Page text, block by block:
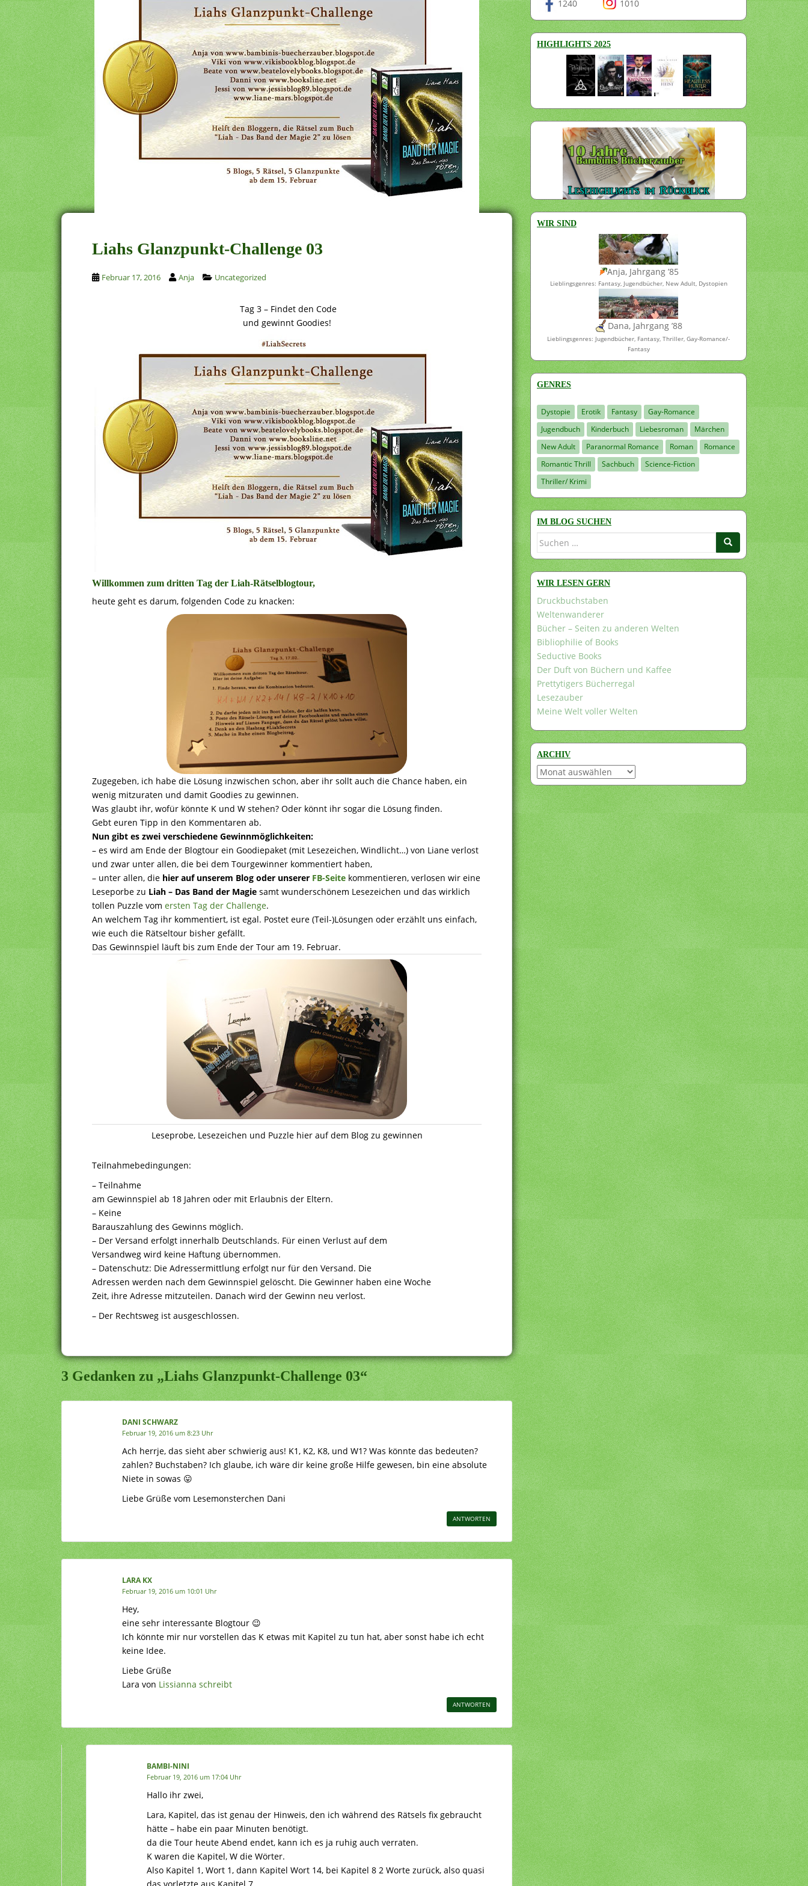
Liahs Glanzpunkt-Challenge 03
Februar 17, 2016 Anja Uncategorized
Tag 3 – Findet den Code
und gewinnt Goodies!
Willkommen zum dritten Tag der Liah-Rätselblogtour,
heute geht es darum, folgenden Code zu knacken:
Zugegeben, ich habe die Lösung inzwischen schon, aber ihr sollt auch die Chance haben, ein
wenig mitzuraten und damit Goodies zu gewinnen.
Was glaubt ihr, wofür könnte K und W stehen? Oder könnt ihr sogar die Lösung finden.
Gebt euren Tipp in den Kommentaren ab.
Nun gibt es zwei verschiedene Gewinnmöglichkeiten:
– es wird am Ende der Blogtour ein Goodiepaket (mit Lesezeichen, Windlicht…) von Liane verlost
und zwar unter allen, die bei dem Tourgewinner kommentiert haben,
– unter allen, die hier auf unserem Blog oder unserer FB-Seite kommentieren, verlosen wir eine
Leseporbe zu Liah – Das Band der Magie samt wunderschönem Lesezeichen und das wirklich
tollen Puzzle vom ersten Tag der Challenge.
An welchem Tag ihr kommentiert, ist egal. Postet eure (Teil-)Lösungen oder erzählt uns einfach,
wie euch die Rätseltour bisher gefällt.
Das Gewinnspiel läuft bis zum Ende der Tour am 19. Februar.
Leseprobe, Lesezeichen und Puzzle hier auf dem Blog zu gewinnen
Teilnahmebedingungen:
– Teilnahme
am Gewinnspiel ab 18 Jahren oder mit Erlaubnis der Eltern.
– Keine
Barauszahlung des Gewinns möglich.
– Der Versand erfolgt innerhalb Deutschlands. Für einen Verlust auf dem
Versandweg wird keine Haftung übernommen.
– Datenschutz: Die Adressermittlung erfolgt nur für den Versand. Die
Adressen werden nach dem Gewinnspiel gelöscht. Die Gewinner haben eine Woche
Zeit, ihre Adresse mitzuteilen. Danach wird der Gewinn neu verlost.
– Der Rechtsweg ist ausgeschlossen.
3 Gedanken zu „Liahs Glanzpunkt-Challenge 03“
DANI SCHWARZ
Februar 19, 2016 um 8:23 Uhr
Ach herrje, das sieht aber schwierig aus! K1, K2, K8, und W1? Was könnte das bedeuten?
zahlen? Buchstaben? Ich glaube, ich wäre dir keine große Hilfe gewesen, bin eine absolute
Niete in sowas 😛
Liebe Grüße vom Lesemonsterchen Dani
ANTWORTEN
LARA KX
Februar 19, 2016 um 10:01 Uhr
Hey,
eine sehr interessante Blogtour 😉
Ich könnte mir nur vorstellen das K etwas mit Kapitel zu tun hat, aber sonst habe ich echt
keine Idee.
Liebe Grüße
Lara von Lissianna schreibt
ANTWORTEN
BAMBI-NINI
Februar 19, 2016 um 17:04 Uhr
Hallo ihr zwei,
Lara, Kapitel, das ist genau der Hinweis, den ich während des Rätsels fix gebraucht
hätte – habe ein paar Minuten benötigt.
da die Tour heute Abend endet, kann ich es ja ruhig auch verraten.
K waren die Kapitel, W die Wörter.
Also Kapitel 1, Wort 1, dann Kapitel Wort 14, bei Kapitel 8 2 Worte zurück, also quasi
1240 1010
HIGHLIGHTS 2025
WIR SIND
Anja, Jahrgang ’85
Lieblingsgenres: Fantasy, Jugendbücher, New Adult, Dystopien
Dana, Jahrgang ’88
Lieblingsgenres: Jugendbücher, Fantasy, Thriller, Gay-Romance/-
Fantasy
GENRES
Dystopie Erotik Fantasy
Gay-Romance
Jugendbuch
Kinderbuch Liebesroman
Märchen
New Adult
Paranormal Romance Roman
Romance
Romantic Thrill
Sachbuch
Science-Fiction
Thriller/ Krimi
IM BLOG SUCHEN
Suchen
WIR LESEN GERN
Druckbuchstaben
Weltenwanderer
Bücher – Seiten zu anderen Welten
Bibliophilie of Books
Seductive Books
Der Duft von Büchern und Kaffee
Prettytigers Bücherregal
Lesezauber
Meine Welt voller Welten
ARCHIV
Archiv